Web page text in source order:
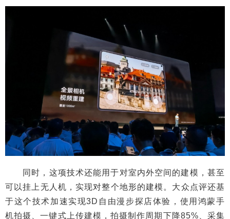
同时，这项技术还能用于对室内外空间的建模，甚至
可以挂上无人机，实现对整个地形的建模。大众点评还基
于这个技术加速实现3D自由漫步探店体验，使用鸿蒙手
机拍摄、一键式上传建模，拍摄制作周期下降85%、采集